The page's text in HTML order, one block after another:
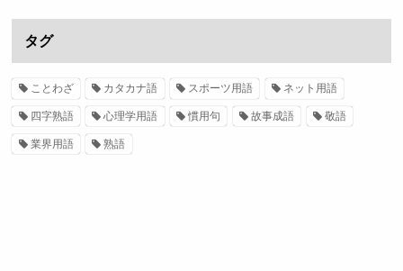
タグ
ことわざ カタカナ語 スポーツ用語 ネット用語
四字熟語 心理学用語 慣用句 故事成語 敬語
業界用語 熟語